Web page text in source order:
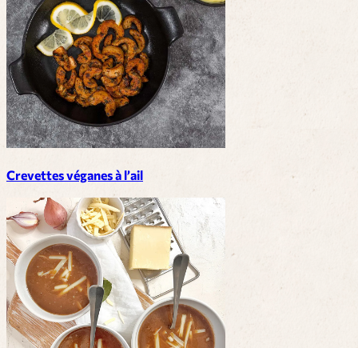
Crevettes véganes à l’ail